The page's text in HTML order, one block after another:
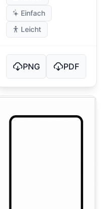
Einfach
Leicht
PNG PDF